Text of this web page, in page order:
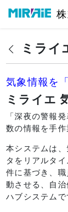
ミライ
気象情報を
ミライエ
「深夜の警報
数の情報を手作
本システムは
タをリアルタ
件に基づき、
動させる、自
ハブシステムで